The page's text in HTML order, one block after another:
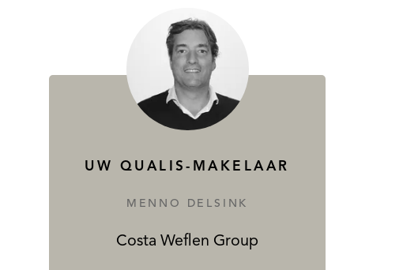
UW QUALIS-MAKELAAR
MENNO DELSINK
Costa Weflen Group